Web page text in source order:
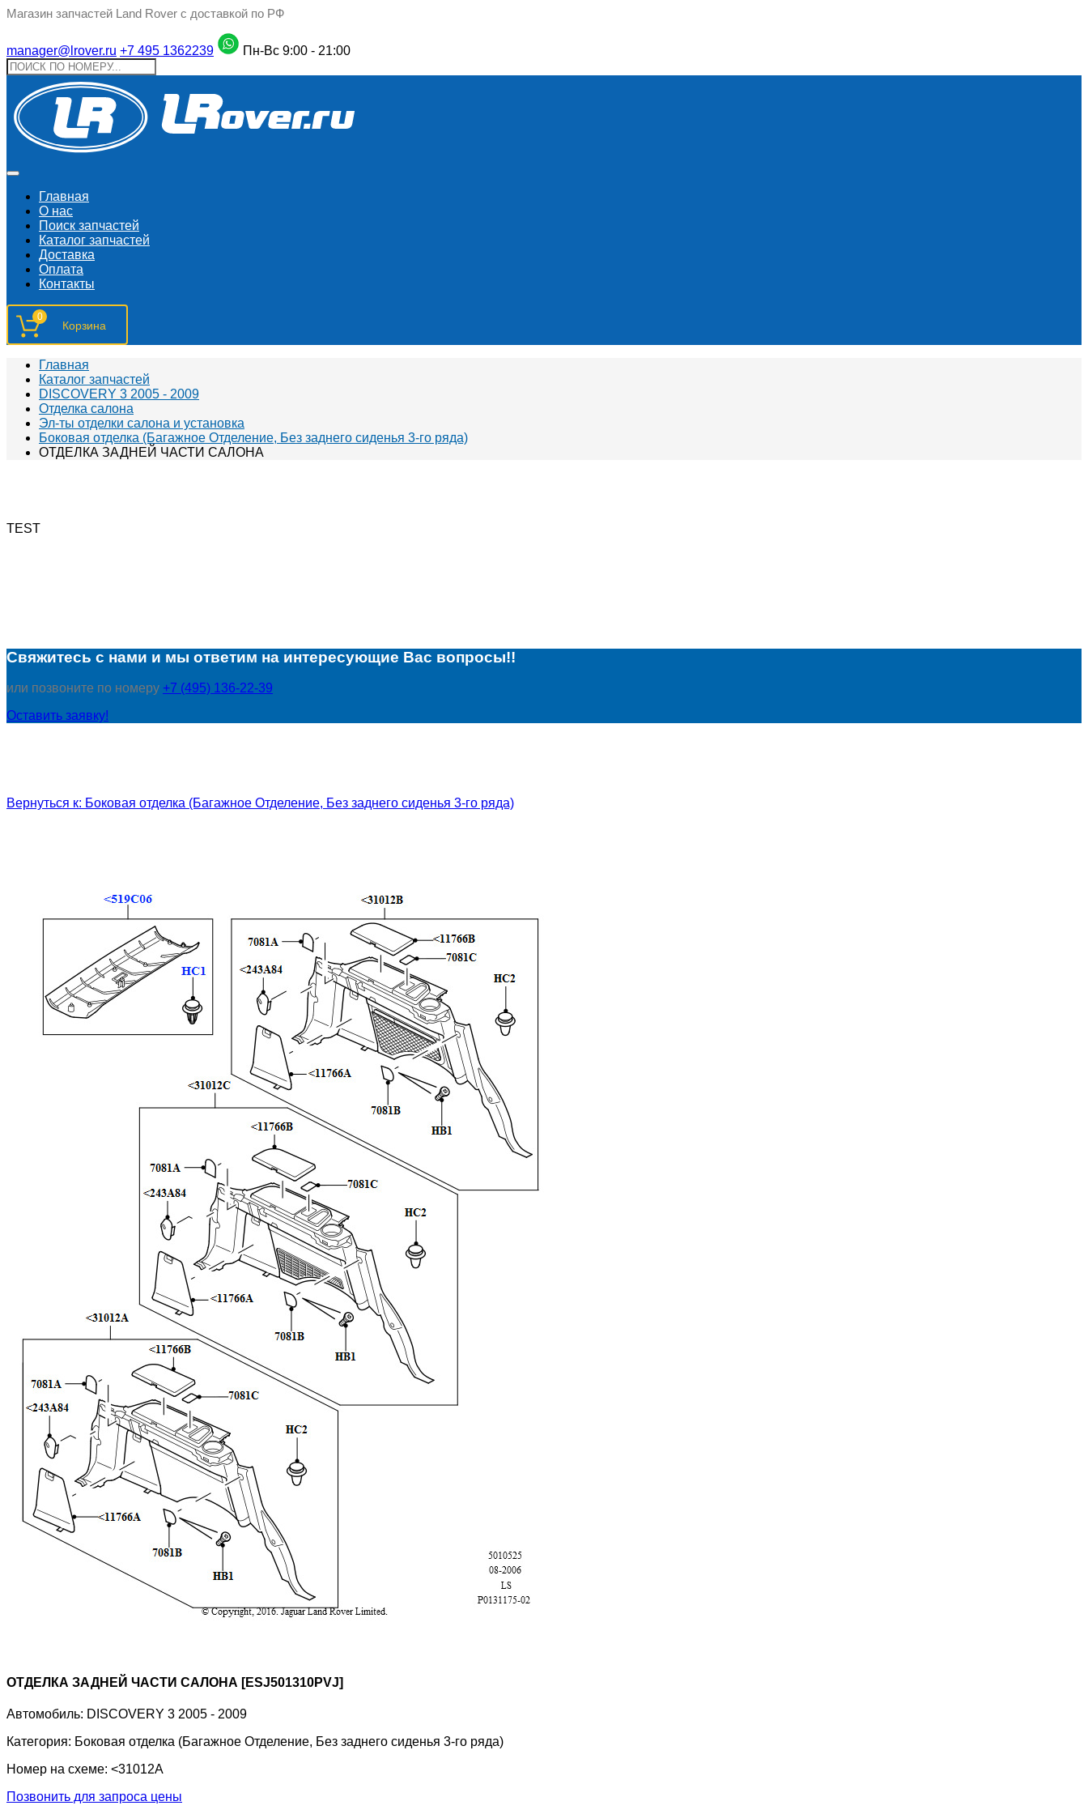
Магазин запчастей Land Rover с доставкой по РФ
manager@lrover.ru +7 495 1362239 Пн-Вс 9:00 - 21:00
Главная
О нас
Поиск запчастeй
Каталог запчастей
Доставка
Оплата
Контакты
0
Главная
Каталог запчастей
DISCOVERY 3 2005 - 2009
Отделка салона
Эл-ты отделки салона и установка
Боковая отделка (Багажное Отделение, Без заднего сиденья 3-го ряда)
ОТДЕЛКА ЗАДНЕЙ ЧАСТИ САЛОНА
TEST
Свяжитесь с нами и мы ответим на интересующие Вас вопросы!!
или позвоните по номеру +7 (495) 136-22-39
Оставить заявку!
Вернуться к: Боковая отделка (Багажное Отделение, Без заднего сиденья 3-го ряда)
ОТДЕЛКА ЗАДНЕЙ ЧАСТИ САЛОНА [ESJ501310PVJ]
Автомобиль: DISCOVERY 3 2005 - 2009
Категория: Боковая отделка (Багажное Отделение, Без заднего сиденья 3-го ряда)
Номер на схеме: <31012A
Позвонить для запроса цены